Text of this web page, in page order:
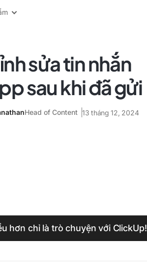
sửa tin nhắn
sau khi đã gửi
Head of Content 13 tháng 12, 2024
hơn chỉ là trò chuyện với ClickUp!